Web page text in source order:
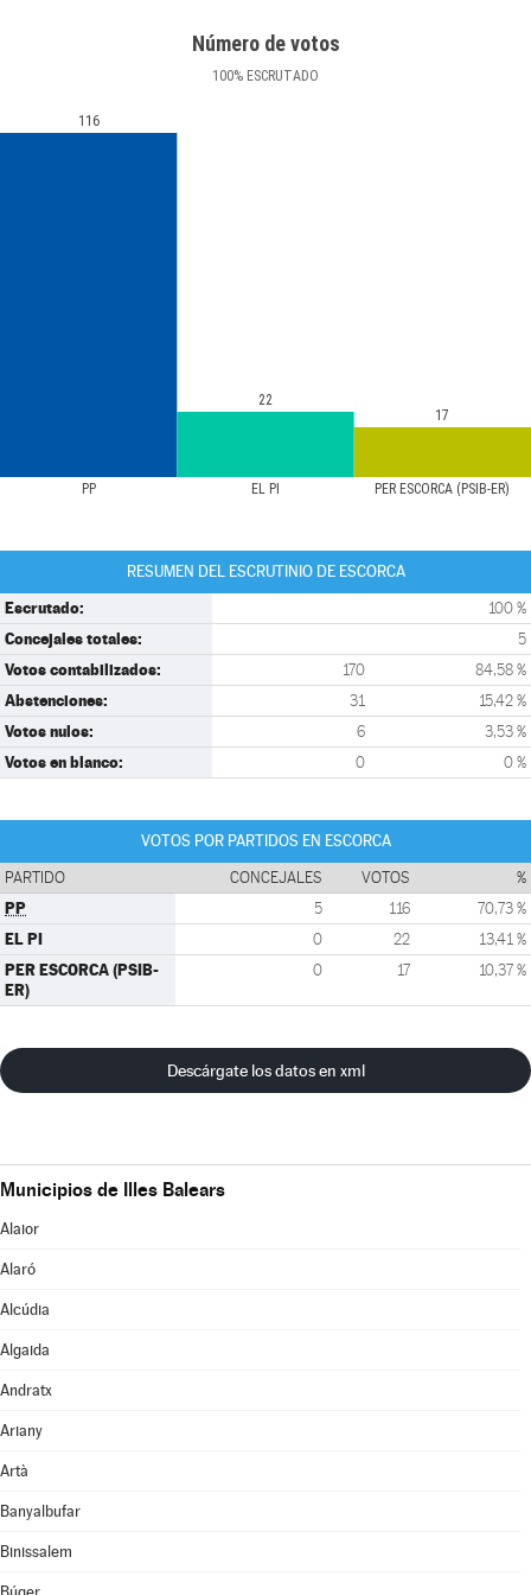
Número de votos
100% ESCRUTADO
PP EL PI PER ESCORCA (PSIB-ER)
116
22
17
RESUMEN DEL ESCRUTINIO DE ESCORCA
Escrutado: 100 %
Concejales totales: 5
Votos contabilizados: 170 84,58 %
Abstenciones: 31 15,42 %
Votos nulos: 6 3,53 %
Votos en blanco: 0 0 %
VOTOS POR PARTIDOS EN ESCORCA
PARTIDO CONCEJALES VOTOS %
PP 5 116 70,73 %
EL PI 0 22 13,41 %
PER ESCORCA (PSIB-
ER)
0 17 10,37 %
Descárgate los datos en xml
Municipios de Illes Balears
Alaior
Alaró
Alcúdia
Algaida
Andratx
Ariany
Artà
Banyalbufar
Binissalem